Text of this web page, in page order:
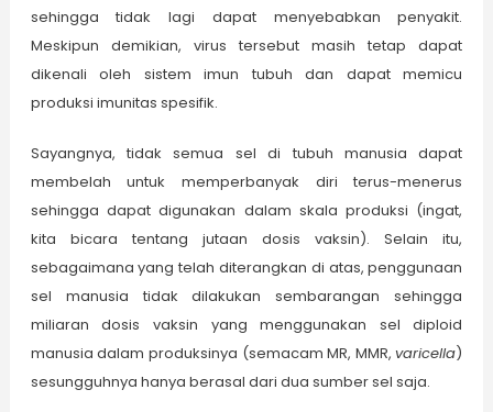
sehingga tidak lagi dapat menyebabkan penyakit.
Meskipun demikian, virus tersebut masih tetap dapat
dikenali oleh sistem imun tubuh dan dapat memicu
produksi imunitas spesifik.
Sayangnya, tidak semua sel di tubuh manusia dapat
membelah untuk memperbanyak diri terus-menerus
sehingga dapat digunakan dalam skala produksi (ingat,
kita bicara tentang jutaan dosis vaksin). Selain itu,
sebagaimana yang telah diterangkan di atas, penggunaan
sel manusia tidak dilakukan sembarangan sehingga
miliaran dosis vaksin yang menggunakan sel diploid
manusia dalam produksinya (semacam MR, MMR,varicella)
sesungguhnya hanya berasal dari dua sumber sel saja.